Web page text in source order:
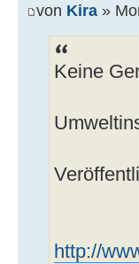
von Kira »
Keine
http://